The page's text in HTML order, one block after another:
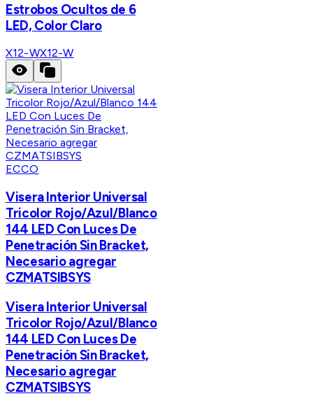
Estrobos Ocultos de 6
LED, Color Claro
X12-WX12-W
ECCO
Visera Interior Universal
Tricolor Rojo/Azul/Blanco
144 LED Con Luces De
Penetración Sin Bracket,
Necesario agregar
CZMATSIBSYS
Visera Interior Universal
Tricolor Rojo/Azul/Blanco
144 LED Con Luces De
Penetración Sin Bracket,
Necesario agregar
CZMATSIBSYS